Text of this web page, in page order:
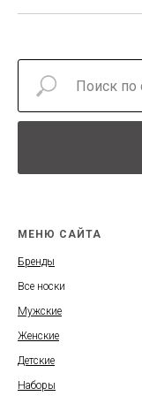
МЕНЮ САЙТА
Бренды
Все носки
Мужские
Женские
Детские
Наборы